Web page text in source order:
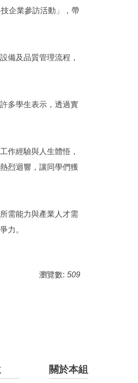
企業參訪活動」，帶
備及品質管理流程，
多學生表示，透過實
作經驗與人生體悟，
烈迴響，讓同學們獲
需能力與產業人才需
力。
瀏覽數: 509
關於本組